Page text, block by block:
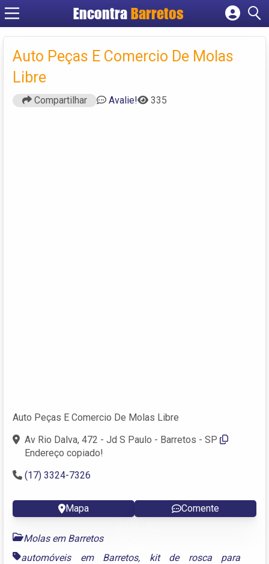
Encontra Barretos
Cadastrar empresa
Criar conta
Auto Peças E Comercio De Molas
Libre
Compartilhar Avalie! 335
Auto Peças E Comercio De Molas Libre
Av Rio Dalva, 472 - Jd S Paulo - Barretos - SP
Endereço copiado!
(17) 3324-7326
Mapa Comente
Molas em Barretos
automóveis em Barretos, kit de rosca para